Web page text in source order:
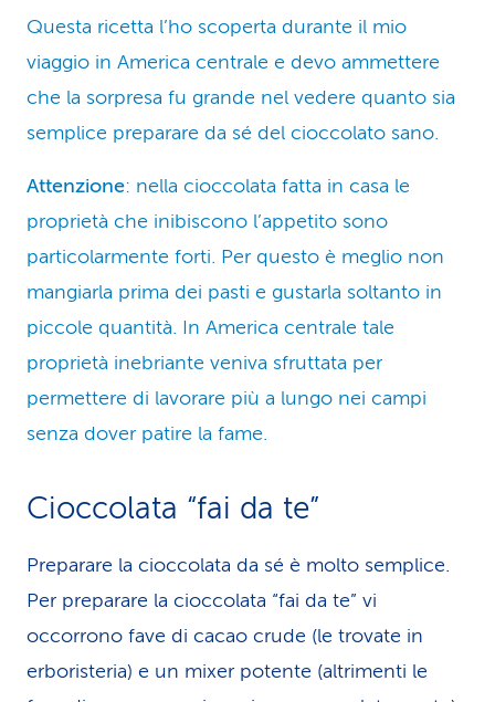
Questa ricetta l’ho scoperta durante il mio
viaggio in America centrale e devo ammettere
che la sorpresa fu grande nel vedere quanto sia
semplice preparare da sé del cioccolato sano.
Attenzione: nella cioccolata fatta in casa le
proprietà che inibiscono l’appetito sono
particolarmente forti. Per questo è meglio non
mangiarla prima dei pasti e gustarla soltanto in
piccole quantità. In America centrale tale
proprietà inebriante veniva sfruttata per
permettere di lavorare più a lungo nei campi
senza dover patire la fame.
Cioccolata “fai da te”
Preparare la cioccolata da sé è molto semplice.
Per preparare la cioccolata “fai da te” vi
occorrono fave di cacao crude (le trovate in
erboristeria) e un mixer potente (altrimenti le